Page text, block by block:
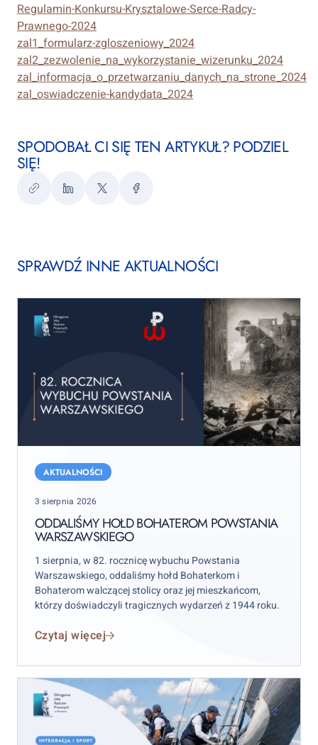
Regulamin-Konkursu-Krysztalowe-Serce-Radcy-
Prawnego-2024
zal1_formularz-zgloszeniowy_2024
zal2_zezwolenie_na_wykorzystanie_wizerunku_2024
zal_informacja_o_przetwarzaniu_danych_na_strone_2024
zal_oswiadczenie-kandydata_2024
SPODOBAŁ CI SIĘ TEN ARTYKUŁ? PODZIEL
SIĘ!
KopiujLinkedInTwitter Facebook
SPRAWDŹ INNE AKTUALNOŚCI
hołd
Powstania
Warszawskiego
AKTUALNOŚCI
Posted
3 sierpnia 2026
ODDALIŚMY HOŁD BOHATEROM POWSTANIA
WARSZAWSKIEGO
1 sierpnia, w 82. rocznicę wybuchu Powstania
Warszawskiego, oddaliśmy hołd Bohaterkom i
Bohaterom walczącej stolicy oraz jej mieszkańcom,
którzy doświadczyli tragicznych wydarzeń z 1944 roku.
Czytaj więcej